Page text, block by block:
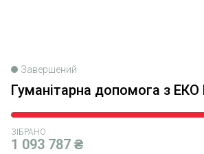
Завершений
Гуманітарна допомога з
ЗІБРАНО
1 093 787 ₴